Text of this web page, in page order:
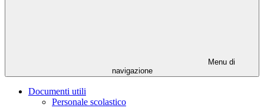
Menu di
navigazione
Documenti utili
Personale scolastico